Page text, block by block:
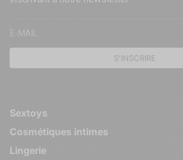
Sextoys
Cosmétiques intimes
Lingerie
E-MAIL
S'INSCRIRE